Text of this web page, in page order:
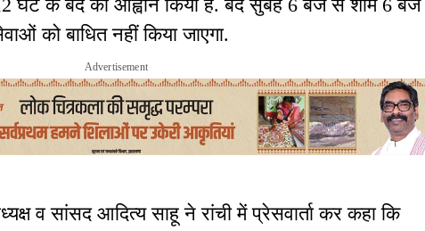
घंटे के बंद का आह्वान किया है. बंद सुबह 6 बजे से शाम 6 बजे
को बाधित नहीं किया जाएगा.
Advertisement
व सांसद आदित्य साहू ने रांची में प्रेसवार्ता कर कहा कि